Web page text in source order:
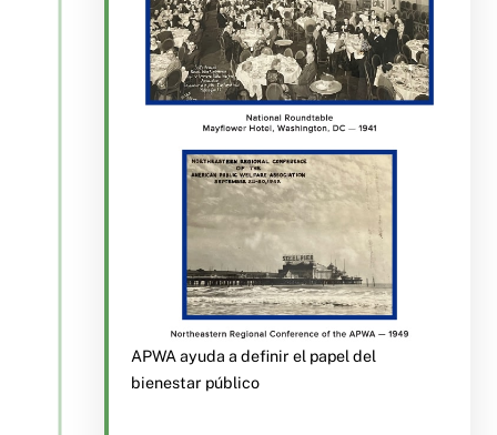
APWA ayuda a definir el papel del
bienestar público